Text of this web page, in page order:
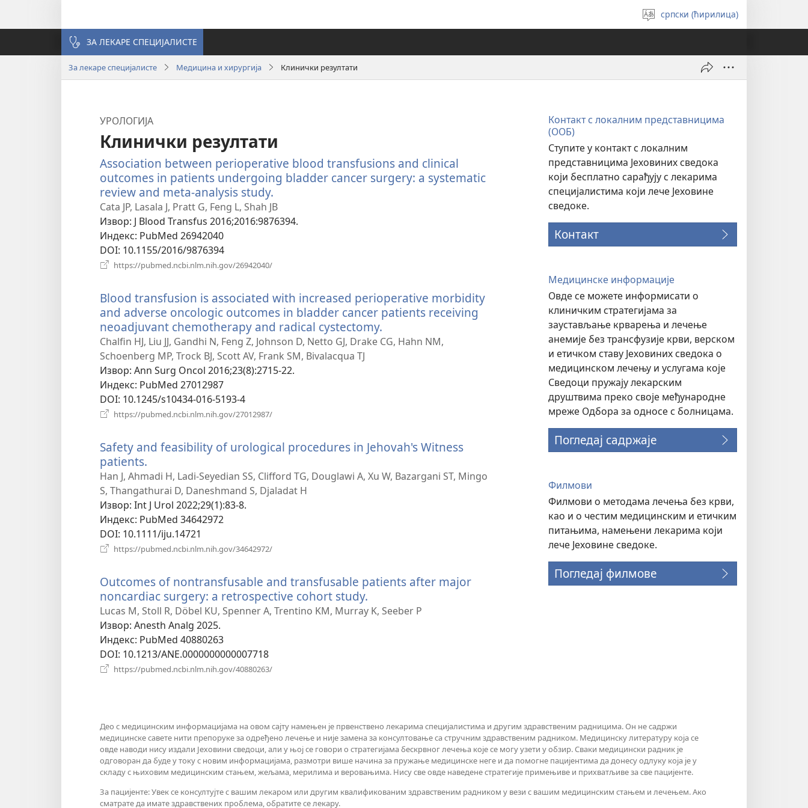
Изабери
језик
српски (ћирилица)
ЗА ЛЕКАРЕ СПЕЦИЈАЛИСТЕ
За лекаре специјалисте Медицина и хирургија Клинички резултати
УРОЛОГИЈА
Клинички резултати
Association between perioperative blood transfusions and clinical
outcomes in patients undergoing bladder cancer surgery: a systematic
review and meta-analysis study.
нови
прозор)
Cata JP, Lasala J, Pratt G, Feng L, Shah JB
Извор‎: J Blood Transfus 2016;2016:9876394.
Индекс‎: PubMed 26942040
DOI‎: 10.1155/2016/9876394
https://pubmed.ncbi.nlm.nih.gov/26942040/
Blood transfusion is associated with increased perioperative morbidity
and adverse oncologic outcomes in bladder cancer patients receiving
neoadjuvant chemotherapy and radical cystectomy.
нови
Chalfin HJ, Liu JJ, Gandhi N, Feng Z, Johnson D, Netto GJ, Drake CG, Hahn NM,
Schoenberg MP, Trock BJ, Scott AV, Frank SM, Bivalacqua TJ
Извор‎: Ann Surg Oncol 2016;23(8):2715-22.
Индекс‎: PubMed 27012987
DOI‎: 10.1245/s10434-016-5193-4
https://pubmed.ncbi.nlm.nih.gov/27012987/
Safety and feasibility of urological procedures in Jehovah's Witness
patients.
нови
прозор)
Han J, Ahmadi H, Ladi-Seyedian SS, Clifford TG, Douglawi A, Xu W, Bazargani ST, Mingo
S, Thangathurai D, Daneshmand S, Djaladat H
Извор‎: Int J Urol 2022;29(1):83-8.
Индекс‎: PubMed 34642972
DOI‎: 10.1111/iju.14721
https://pubmed.ncbi.nlm.nih.gov/34642972/
Outcomes of nontransfusable and transfusable patients after major
noncardiac surgery: a retrospective cohort study.
нови
Lucas M, Stoll R, Döbel KU, Spenner A, Trentino KM, Murray K, Seeber P
Извор‎: Anesth Analg 2025.
Индекс‎: PubMed 40880263
DOI‎: 10.1213/ANE.0000000000007718
https://pubmed.ncbi.nlm.nih.gov/40880263/
Контакт с локалним представницима
(ООБ)
Ступите у контакт с локалним
представницима Јеховиних сведока
који бесплатно сарађују с лекарима
специјалистима који лече Јеховине
сведоке.
Контакт
Медицинске информације
Овде се можете информисати о
клиничким стратегијама за
заустављање крварења и лечење
анемије без трансфузије крви, верском
и етичком ставу Јеховиних сведока о
медицинском лечењу и услугама које
Сведоци пружају лекарским
друштвима преко своје међународне
мреже Одбора за односе с болницама.
Погледај садржаје
Филмови
Филмови о методама лечења без крви,
као и о честим медицинским и етичким
питањима, намењени лекарима који
лече Јеховине сведоке.
Погледај филмове
Део с медицинским информацијама на овом сајту намењен је првенствено лекарима специјалистима и другим здравственим радницима. Он не садржи
медицинске савете нити препоруке за одређено лечење и није замена за консултовање са стручним здравственим радником. Медицинску литературу која се
овде наводи нису издали Јеховини сведоци, али у њој се говори о стратегијама бескрвног лечења које се могу узети у обзир. Сваки медицински радник је
одговоран да буде у току с новим информацијама, размотри више начина за пружање медицинске неге и да помогне пацијентима да донесу одлуку која је у
складу с њиховим медицинским стањем, жељама, мерилима и веровањима. Нису све овде наведене стратегије примењиве и прихватљиве за све пацијенте.
За пацијенте: Увек се консултујте с вашим лекаром или другим квалификованим здравственим радником у вези с вашим медицинским стањем и лечењем. Ако
сматрате да имате здравствених проблема, обратите се лекару.